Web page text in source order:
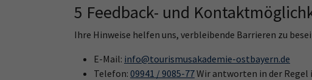
5 Feedback- und
Ihre Hinweise helfen uns, verbleibende Barrieren zu
E-Mail: info@tourismusakademie-ostbayern.de
Telefon: 09941 / 9085-77Wir antworten in der Regel